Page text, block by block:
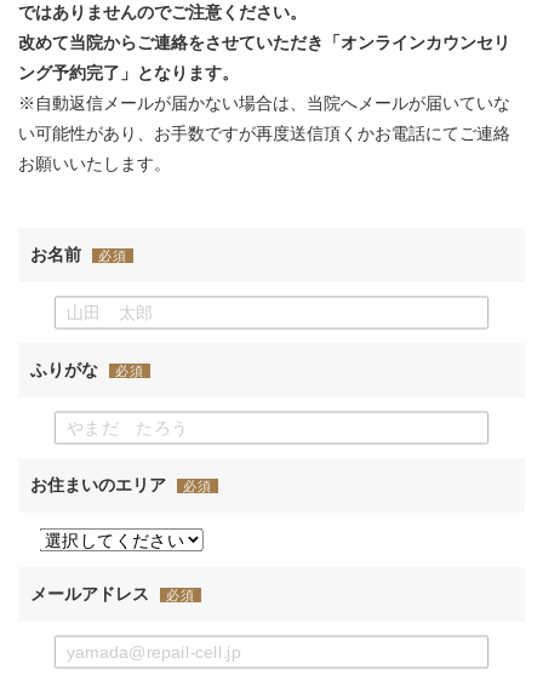
ではありませんのでご注意ください。
改めて当院からご連絡をさせていただき「オンラインカウンセリ
ング予約完了」となります。
※自動返信メールが届かない場合は、当院へメールが届いていな
い可能性があり、お手数ですが再度送信頂くかお電話にてご連絡
お願いいたします。
お名前 必須
ふりがな 必須
お住まいのエリア 必須
メールアドレス 必須